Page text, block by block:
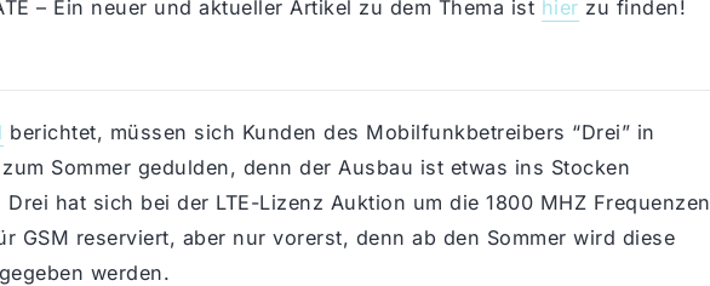
– Ein neuer und aktueller Artikel zu dem Thema ist hier zu finden!
berichtet, müssen sich Kunden des Mobilfunkbetreibers “Drei” in
Sommer gedulden, denn der Ausbau ist etwas ins Stocken
hat sich bei der LTE-Lizenz Auktion um die 1800 MHZ Frequenzen
GSM reserviert, aber nur vorerst, denn ab den Sommer wird diese
werden.